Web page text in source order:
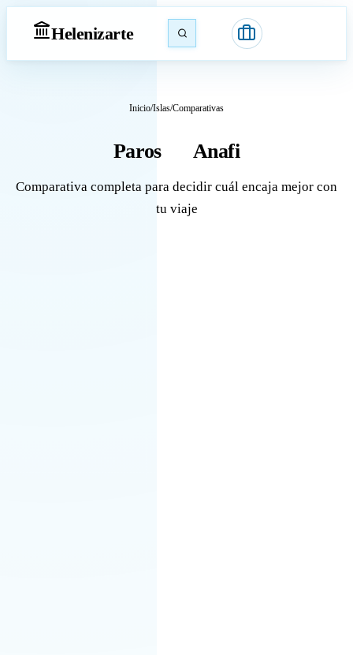
Helenizarte
Inicio/Islas/Comparativas
Paros Anafi
Comparativa completa para decidir cuál encaja mejor con
tu viaje